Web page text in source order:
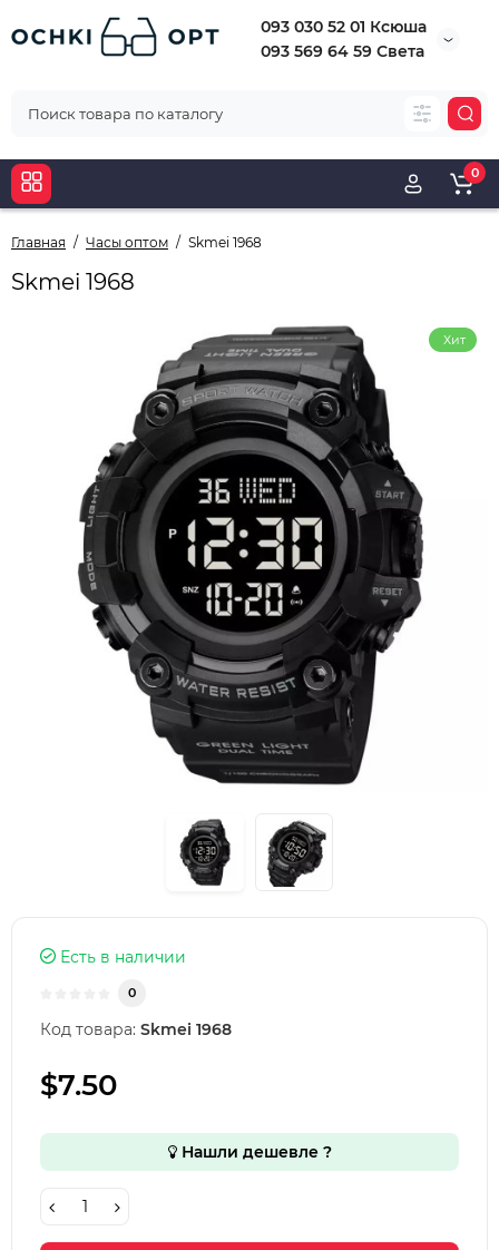
093 030 52 01 Ксюша
093 569 64 59 Света
0
Главная Часы оптом Skmei 1968
Skmei 1968
Хит
Есть в наличии
0
Код товара: Skmei 1968
$7.50
Нашли дешевле ?